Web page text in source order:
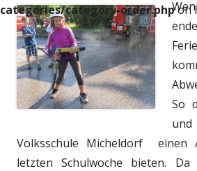
categories/category-order.phpon
So
Volksschule Micheldorf einen
letzten Schulwoche bieten. Da